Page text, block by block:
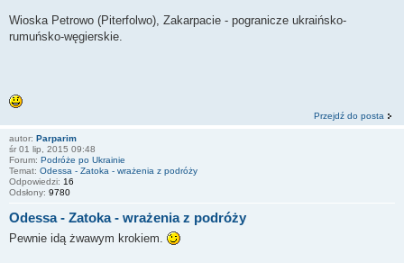
Wioska Petrowo (Piterfolwo), Zakarpacie - pogranicze ukraińsko-
rumuńsko-węgierskie.
Przejdź do posta
autor: Parparim
śr 01 lip, 2015 09:48
Forum: Podróże po Ukrainie
Temat: Odessa - Zatoka - wrażenia z podróży
Odpowiedzi: 16
Odsłony: 9780
Odessa - Zatoka - wrażenia z podróży
Pewnie idą żwawym krokiem.